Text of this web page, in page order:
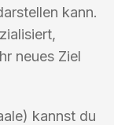
kann.
neues Ziel
kannst du